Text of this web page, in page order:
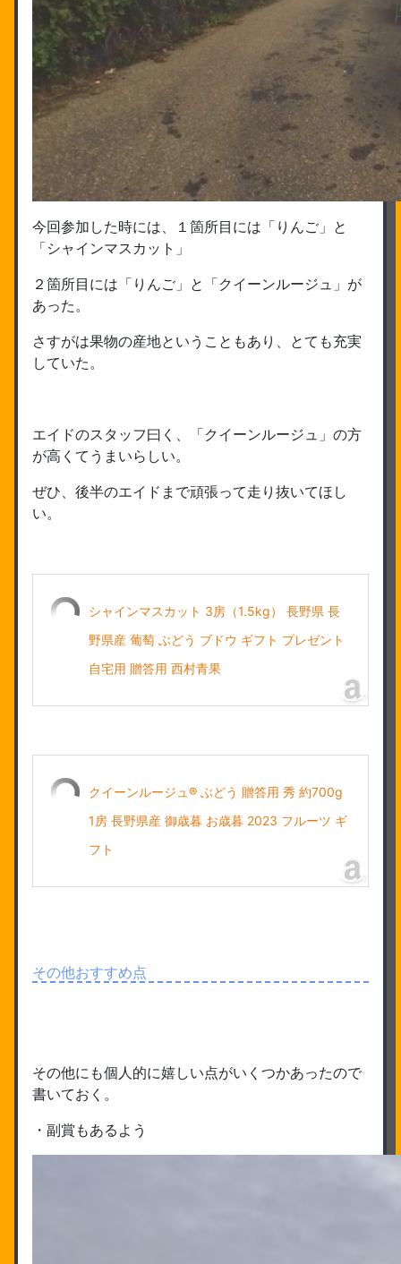
今回参加した時には、１箇所目には「りんご」と
「シャインマスカット」
２箇所目には「りんご」と「クイーンルージュ」が
あった。
さすがは果物の産地ということもあり、とても充実
していた。
エイドのスタッフ曰く、「クイーンルージュ」の方
が高くてうまいらしい。
ぜひ、後半のエイドまで頑張って走り抜いてほし
い。
シャインマスカット 3房（1.5kg） 長野県 長
野県産 葡萄 ぶどう ブドウ ギフト プレゼント
自宅用 贈答用 西村青果
クイーンルージュ® ぶどう 贈答用 秀 約700g
1房 長野県産 御歳暮 お歳暮 2023 フルーツ ギ
フト
その他おすすめ点
その他にも個人的に嬉しい点がいくつかあったので
書いておく。
・副賞もあるよう